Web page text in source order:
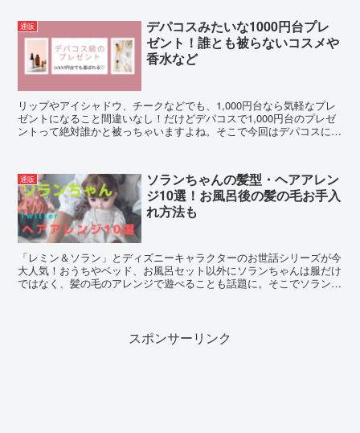
通販
デパコスみたいな1000円台プレ
ゼント！誰とも被らないコスメや
香水など
リップやアイシャドウ、チークなどでも、1,000円台なら気軽なプレ
ゼントになること間違いなし！だけどデパコスで1,000円台のプレゼ
ントって絶対誰かと被っちゃいますよね。そこで今回はデパコスに負
通販
ソランちゃんの髪型・ヘアアレン
ジ10選！お風呂後の髪の毛お手入
れ方法も
「レミン＆ソラン」とディズニーキャラクターのお世話シリーズが今
大人気！おうちやベッド、お風呂セット以外にソランちゃんは服だけ
ではなく、髪の毛のアレンジで遊べることも話題に。そこでソランの
スポンサーリンク